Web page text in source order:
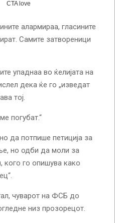
алармираа, гласините
Самите затвореници
упаднаа во ќелијата на
дека ќе го „изведат
тој.
погубат.“
да потпише петиција за
но одби да моли за
го опишува како
чуварот на ФСБ до
низ прозорецот.